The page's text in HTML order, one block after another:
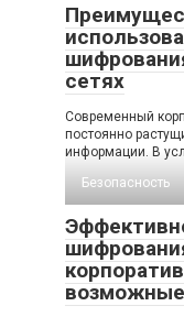
сетях
Современный
постоянно
информации. В
Безопасность